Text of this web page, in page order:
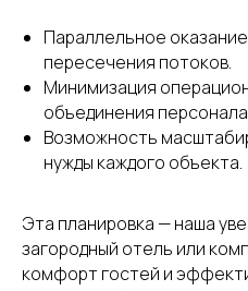
Параллельное
пересечения потоков.
Минимизация
объединения
Возможность
нужды каждого объекта.
Эта планировка — наша
загородный отель или
комфорт гостей и